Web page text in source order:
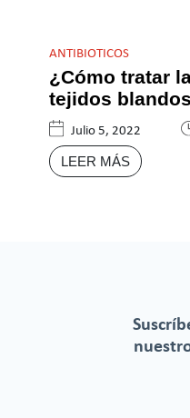
ANTIBIOTICOS
¿Cómo tratar
tejidos
Julio 5, 2022
LEER MÁS